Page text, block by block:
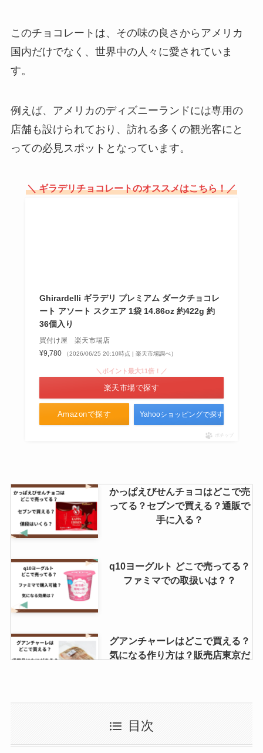
サービスエリアで買える？口コミ
での評判は？
キャラメルウィッチどこで売って
このチョコレートは、その味の良さからアメリカ
国内だけでなく、世界中の人々に愛されていま
す。
例えば、アメリカのディズニーランドには専用の
店舗も設けられており、訪れる多くの観光客にと
っての必見スポットとなっています。
＼ ギラデリチョコレートのオススメはこちら！／
Ghirardelli ギラデリ プレミアム ダークチョコレ
ート アソート スクエア 1袋 14.86oz 約422g 約
36個入り
買付け屋 楽天市場店
¥9,780
（2026/06/25 20:10時点 | 楽天市場調べ）
Amazonで探す
＼ポイント最大11倍！／
楽天市場で探す
Yahooショッピングで探す
ポチップ
かっぱえびせんチョコはどこで売
ってる？セブンで買える？通販で
手に入る？
q10ヨーグルト どこで売ってる？
ファミマでの取扱いは？？
グアンチャーレはどこで買える？
気になる作り方は？販売店東京だ
高島屋で買える？送料無料で購入
する方法は？
目次